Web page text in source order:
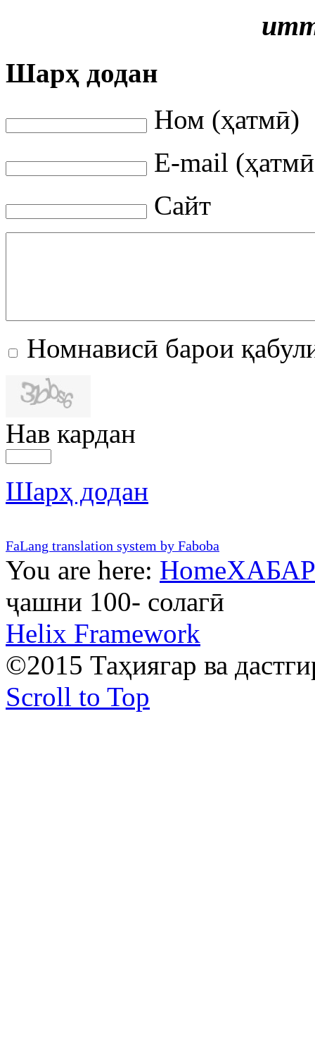
Шарҳ додан
Ном (ҳатмӣ)
E-mail
Сайт
Номнависӣ барои
Нав кардан
Шарҳ додан
FaLang translation system by Faboba
You are here: Home
ҷашни 100- солагӣ
Helix Framework
©2015 Таҳиягар ва
Scroll to Top